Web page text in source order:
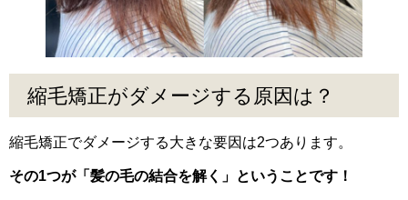
縮毛矯正がダメージする原因は？
縮毛矯正でダメージする大きな要因は2つあります。
その1つが「髪の毛の結合を解く」ということです！